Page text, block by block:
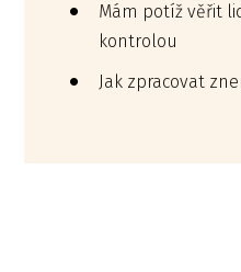
Mám potíž věřit
kontrolou
Jak zpracovat